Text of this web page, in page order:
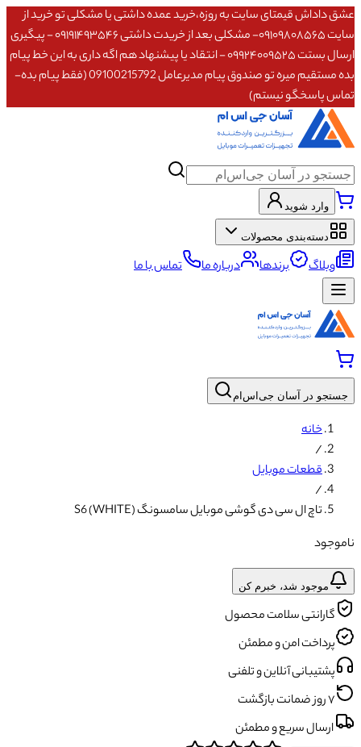
عشق داداش قیمتای سایت به روزه،خرید عمده داشتی یا مشکلی تو خرید از
سایت ۰۹۱۰۹۸۰۸۵۶۵- مشکلی بعد از خریدت داشتی ۰۹۱۹۱۴۹۳۵۴۶ - پیگیری
ارسال بستت ۰۹۹۲۴۰۰۹۵۲۵ - انتقاد یا پیشنهاد هم اگه داری به این خط پیام
بده مستقیم میره تو صندوق پیام مدیرعامل 09100215792 (فقط پیام بده-
تماس پاسخگو نیستم)
وارد شوید
دسته‌بندی محصولات
وبلاگ برندها درباره ما تماس با ما
جستجو در آسان جی‌اس‌ام
خانه
/
قطعات موبایل
/
تاچ ال سی دی گوشی موبایل سامسونگ S6 (WHITE)
ناموجود
موجود شد، خبرم کن
گارانتی سلامت محصول
پرداخت امن و مطمئن
پشتیبانی آنلاین و تلفنی
۷ روز ضمانت بازگشت
ارسال سریع و مطمئن